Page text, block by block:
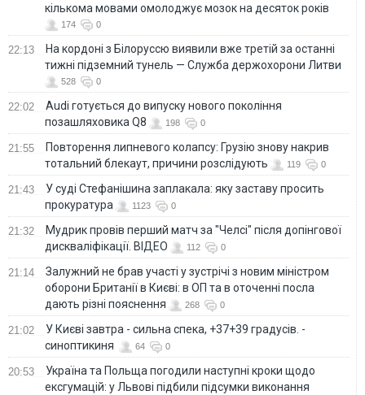
кількома мовами омолоджує мозок на десяток років
174 0
22:13
На кордоні з Білоруссю виявили вже третій за останні
тижні підземний тунель — Служба держохорони Литви
528 0
22:02
Audi готується до випуску нового покоління
позашляховика Q8
198 0
21:55
Повторення липневого колапсу: Грузію знову накрив
тотальний блекаут, причини розслідують
119 0
21:43
У суді Стефанішина заплакала: яку заставу просить
прокуратура
1123 0
21:32
Мудрик провів перший матч за "Челсі" після допінгової
дискваліфікації. ВІДЕО
112 0
21:14
Залужний не брав участі у зустрічі з новим міністром
оборони Британії в Києві: в ОП та в оточенні посла
дають різні пояснення
268 0
21:02
У Києві завтра - сильна спека, +37+39 градусів. -
синоптикиня
64 0
20:53
Україна та Польща погодили наступні кроки щодо
ексгумацій: у Львові підбили підсумки виконання